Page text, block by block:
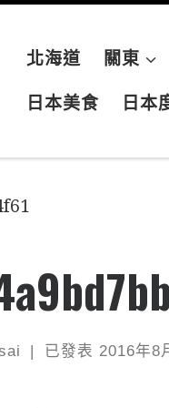
北海道 關東
日本美食 日本
已發表 2016年8